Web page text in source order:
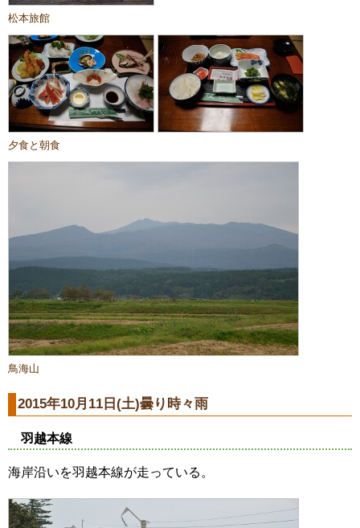
松本旅館
夕食と朝食
鳥海山
2015年10月11日(土)曇り時々雨
羽越本線
海岸沿いを羽越本線が走っている。